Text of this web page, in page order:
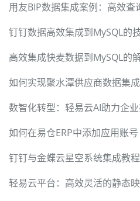
用友BIP数据集成案例：高效查
钉钉数据高效集成到MySQL的
高效集成快麦数据到MySQL的
如何实现聚水潭供应商数据集成
数智化转型：轻易云AI助力企
如何在易仓ERP中添加应用账号
钉钉与金蝶云星空系统集成教程
轻易云平台：高效灵活的静态